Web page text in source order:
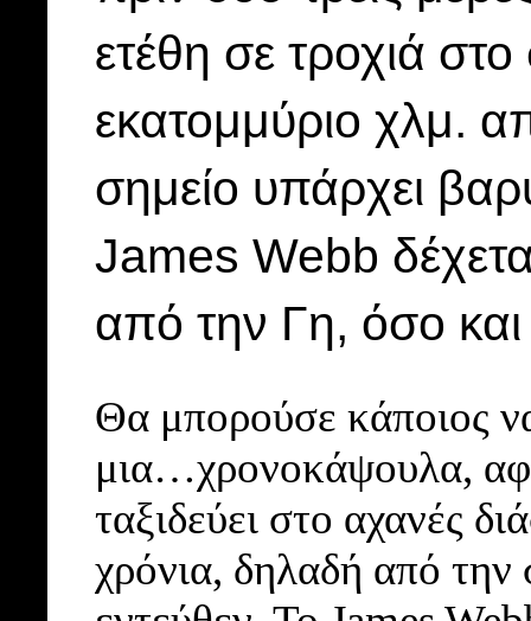
ετέθη σε τροχιά
εκατομμύριο χλμ.
σημείο υπάρχει
James Webb
από την Γη, όσο
Θα μπορούσε κάποιος
μια…χρονοκάψουλα,
ταξιδεύει στο αχανές
χρόνια, δηλαδή από